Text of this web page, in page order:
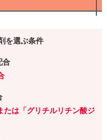
を選ぶ条件
合
たは「グリチルリチン酸ジ